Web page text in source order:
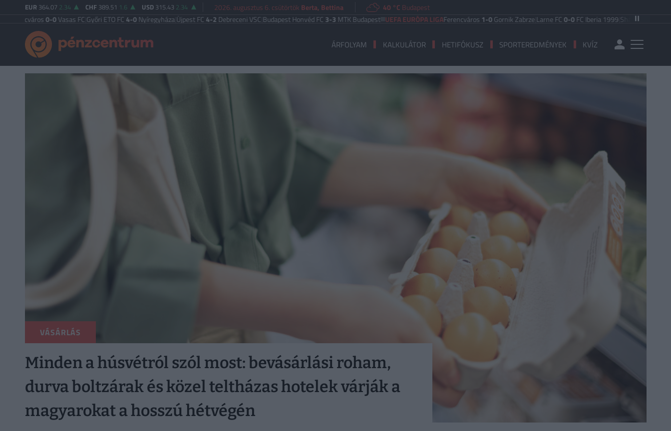
EUR 364.07 2.34 CHF 389.51 1.6 USD 315.43 2.34 2026. augusztus 6. csütörtök Berta, Bettina 40 °C Budapest
0-0Vasas FC|Győri ETO FC 4-0Nyíregyháza|Újpest FC4-2Debreceni VSC|Budapest Honvéd FC3-3MTK Budapest UEFA EURÓPA LIGAFerencváros1-0Gornik Zabrze| Larne FC0-0FC Iberia 1999|Shamrock Rovers
ÁRFOLYAM KALKULÁTOR HETIFÓKUSZ SPORTEREDMÉNYEK KVÍZ
VÁSÁRLÁS
Minden a húsvétról szól most: bevásárlási roham,
durva boltzárak és közel teltházas hotelek várják a
magyarokat a hosszú hétvégén